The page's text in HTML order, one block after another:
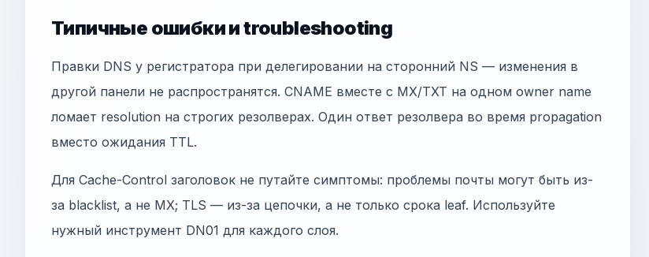
Типичные ошибки и troubleshooting
Правки DNS у регистратора при делегировании на сторонний NS — изменения в
другой панели не распространятся. CNAME вместе с MX/TXT на одном owner name
ломает resolution на строгих резолверах. Один ответ резолвера во время propagation
вместо ожидания TTL.
Для Cache-Control заголовок не путайте симптомы: проблемы почты могут быть из-
за blacklist, а не MX; TLS — из-за цепочки, а не только срока leaf. Используйте
нужный инструмент DN01 для каждого слоя.